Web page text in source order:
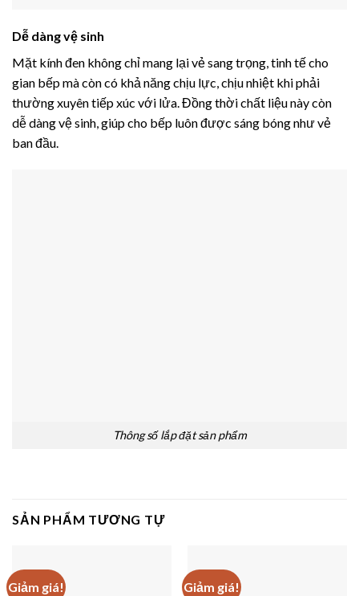
Dễ dàng vệ sinh
Mặt kính đen không chỉ mang lại vẻ sang trọng, tinh tế cho
gian bếp mà còn có khả năng chịu lực, chịu nhiệt khi phải
thường xuyên tiếp xúc với lửa. Đồng thời chất liệu này còn
dễ dàng vệ sinh, giúp cho bếp luôn được sáng bóng như vẻ
ban đầu.
Thông số lắp đặt sản phẩm
SẢN PHẨM TƯƠNG TỰ
Giảm giá! Giảm giá!